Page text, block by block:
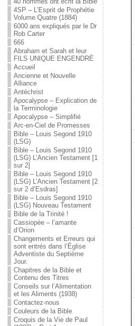
4SP – L’Esprit de Prophétie
Volume Quatre (1884)
6000 ans expliqués par le Dr
Rob Carter
666
Abraham et Sarah et leur
FILS UNIQUE ENGENDRÉ
Accueil
Ancienne et Nouvelle
Alliance
Antéchrist
Apocalypse – Explication de
la Terminologie
Apocalypse – Simplifié
Arc-en-Ciel de Promesses
Bible – Louis Segond 1910
(LSG)
Bible – Louis Segond 1910
(LSG) L’Ancien Testament [1
sur 2]
Bible – Louis Segond 1910
(LSG) L’Ancien Testament [2
sur 2 d’Esdras]
Bible – Louis Segond 1910
(LSG) Nouveau Testament
Bible de la Trinité !
Cassiopée – l’amante
d’Orion
Changements et Erreurs qui
sont entrés dans l’Église
Adventiste du Septième
Jour.
Chapitres de la Bible et
Contenu des Titres
Conseils sur l’Alimentation
et les Aliments (1938)
Contactez-nous
Couleurs de la Bible
Croquis de la Vie de Paul